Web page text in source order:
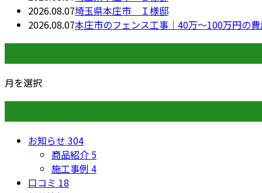
2026.08.07埼玉県本庄市 Ｉ様邸
2026.08.07本庄市のフェンス工事｜40万〜100万円の
月を選択
お知らせ 304
商品紹介 5
施工事例 4
口コミ 18